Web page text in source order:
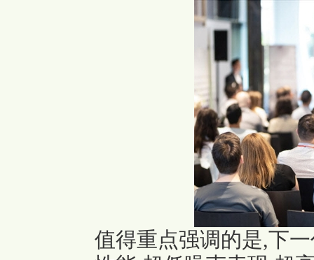
值得重点强调的是,下